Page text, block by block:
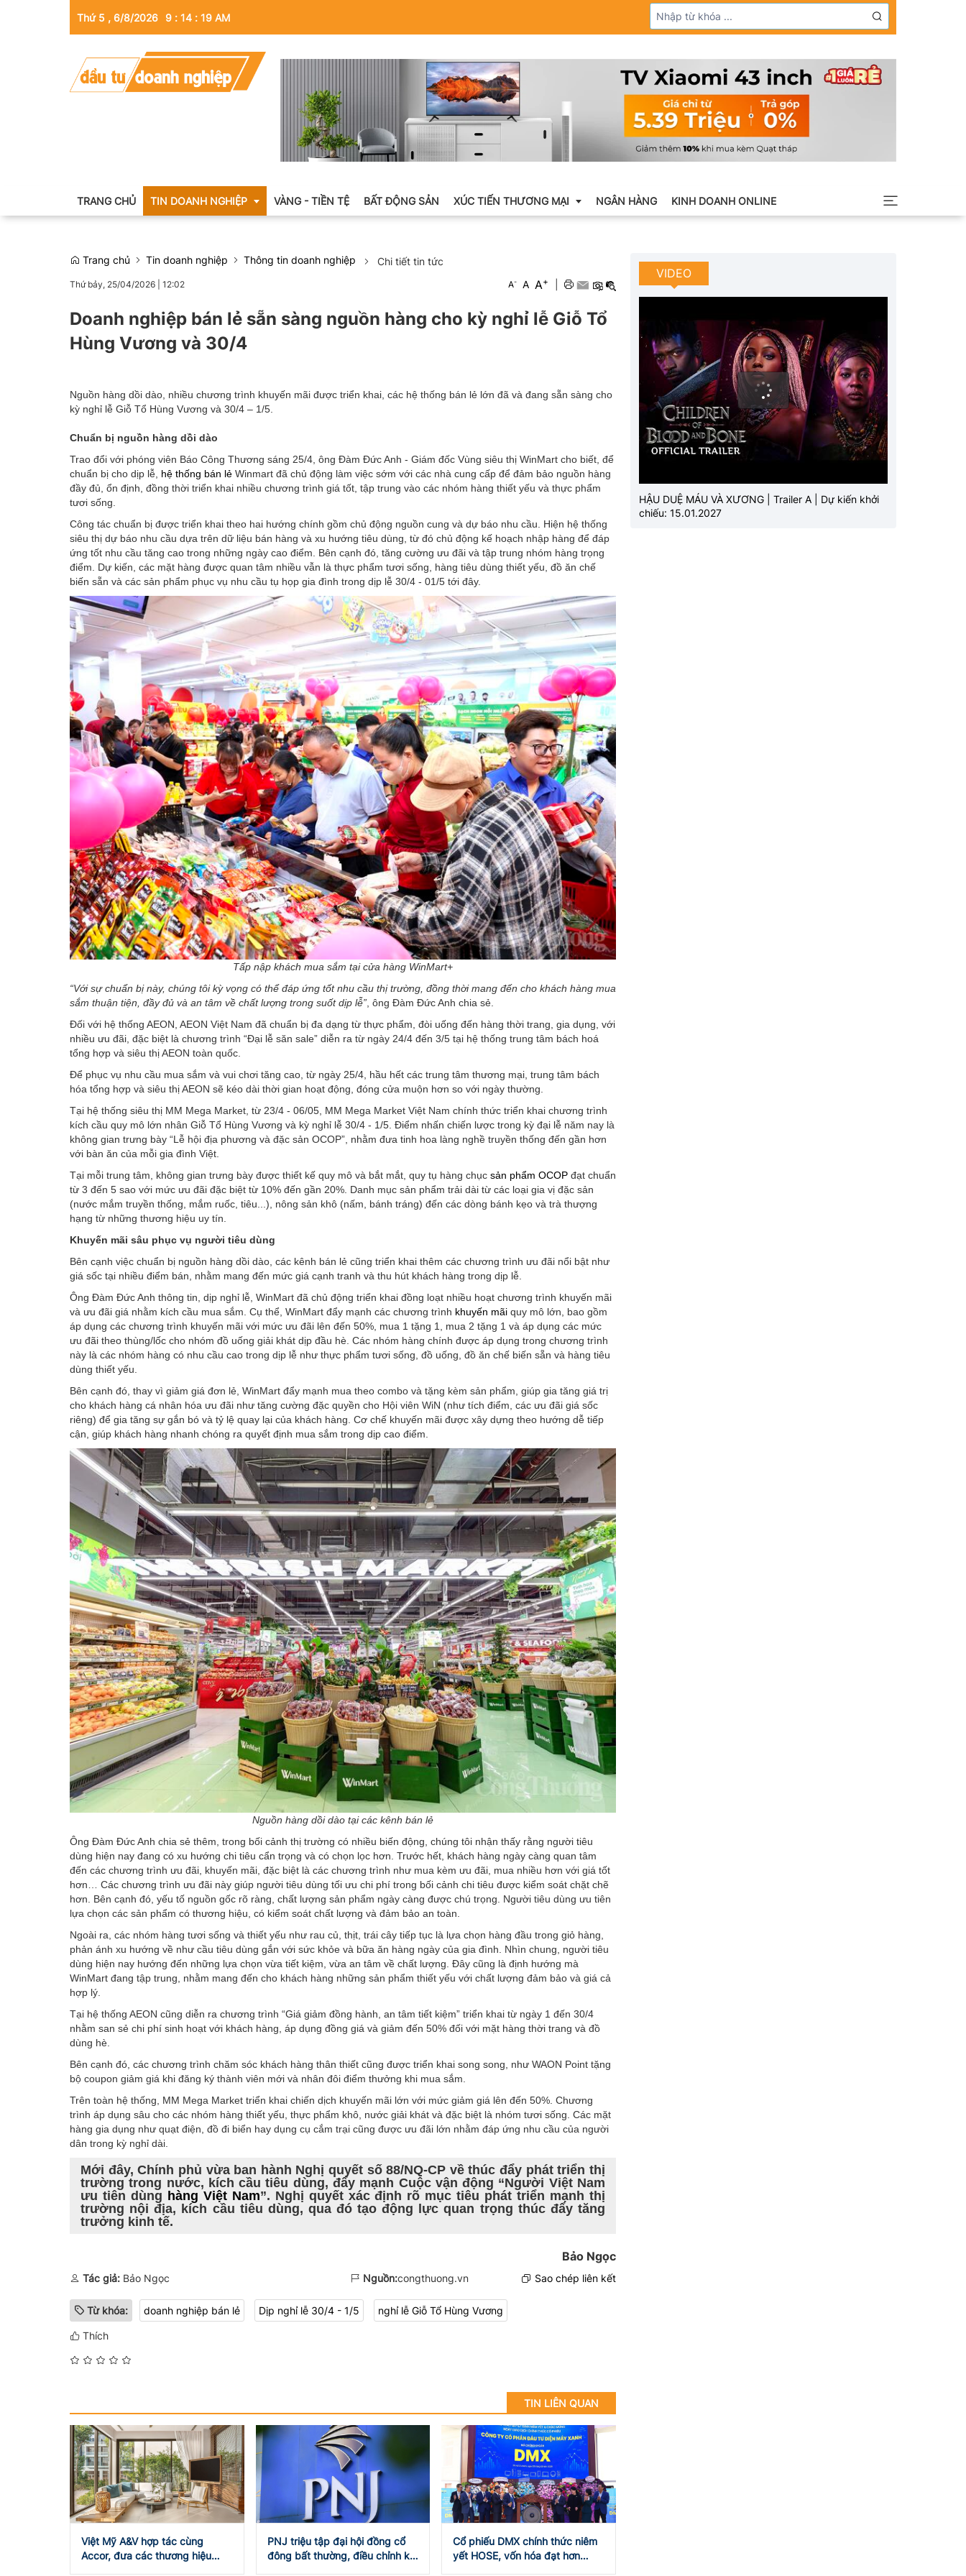
Thứ 5 , 6/8/2026 9 : 14 : 20 AM
TRANG CHỦ TIN DOANH NGHIỆP
Thông tin doanh nghiệp
Kinh tế tài chính
Emagazine
VÀNG - TIỀN TỆ BẤT ĐỘNG SẢN XÚC TIẾN THƯƠNG MẠI
Hội chợ triển lãm
NGÂN HÀNG KINH DOANH ONLINE
Trang chủ Tin doanh nghiệp Thông tin doanh nghiệp Chi tiết tin tức
Thứ bảy, 25/04/2026 12:02 A- A A+
Doanh nghiệp bán lẻ sẵn sàng nguồn hàng cho kỳ nghỉ lễ Giỗ Tổ
Hùng Vương và 30/4
Nguồn hàng dồi dào, nhiều chương trình khuyến mãi được triển khai, các hệ thống bán lẻ lớn đã và đang sẵn sàng cho
kỳ nghỉ lễ Giỗ Tổ Hùng Vương và 30/4 – 1/5.
Chuẩn bị nguồn hàng dồi dào
Trao đổi với phóng viên Báo Công Thương sáng 25/4, ông Đàm Đức Anh - Giám đốc Vùng siêu thị WinMart cho biết, để
chuẩn bị cho dịp lễ, hệ thống bán lẻ Winmart đã chủ động làm việc sớm với các nhà cung cấp để đảm bảo nguồn hàng
đầy đủ, ổn định, đồng thời triển khai nhiều chương trình giá tốt, tập trung vào các nhóm hàng thiết yếu và thực phẩm
tươi sống.
Công tác chuẩn bị được triển khai theo hai hướng chính gồm chủ động nguồn cung và dự báo nhu cầu. Hiện hệ thống
siêu thị dự báo nhu cầu dựa trên dữ liệu bán hàng và xu hướng tiêu dùng, từ đó chủ động kế hoạch nhập hàng để đáp
ứng tốt nhu cầu tăng cao trong những ngày cao điểm. Bên cạnh đó, tăng cường ưu đãi và tập trung nhóm hàng trọng
điểm. Dự kiến, các mặt hàng được quan tâm nhiều vẫn là thực phẩm tươi sống, hàng tiêu dùng thiết yếu, đồ ăn chế
biến sẵn và các sản phẩm phục vụ nhu cầu tụ họp gia đình trong dịp lễ 30/4 - 01/5 tới đây.
Tấp nập khách mua sắm tại cửa hàng WinMart+
“Với sự chuẩn bị này, chúng tôi kỳ vọng có thể đáp ứng tốt nhu cầu thị trường, đồng thời mang đến cho khách hàng mua
sắm thuận tiện, đầy đủ và an tâm về chất lượng trong suốt dịp lễ”, ông Đàm Đức Anh chia sẻ.
Đối với hệ thống AEON, AEON Việt Nam đã chuẩn bị đa dạng từ thực phẩm, đòi uống đến hàng thời trang, gia dụng, với
nhiều ưu đãi, đặc biệt là chương trình “Đại lễ săn sale” diễn ra từ ngày 24/4 đến 3/5 tại hệ thống trung tâm bách hoá
tổng hợp và siêu thị AEON toàn quốc.
Để phục vụ nhu cầu mua sắm và vui chơi tăng cao, từ ngày 25/4, hầu hết các trung tâm thương mại, trung tâm bách
hóa tổng hợp và siêu thị AEON sẽ kéo dài thời gian hoạt động, đóng cửa muộn hơn so với ngày thường.
Tại hệ thống siêu thị MM Mega Market, từ 23/4 - 06/05, MM Mega Market Việt Nam chính thức triển khai chương trình
kích cầu quy mô lớn nhân Giỗ Tổ Hùng Vương và kỳ nghỉ lễ 30/4 - 1/5. Điểm nhấn chiến lược trong kỳ đại lễ năm nay là
không gian trưng bày “Lễ hội địa phương và đặc sản OCOP”, nhằm đưa tinh hoa làng nghề truyền thống đến gần hơn
với bàn ăn của mỗi gia đình Việt.
Tại mỗi trung tâm, không gian trưng bày được thiết kế quy mô và bắt mắt, quy tụ hàng chục sản phẩm OCOP đạt chuẩn
từ 3 đến 5 sao với mức ưu đãi đặc biệt từ 10% đến gần 20%. Danh mục sản phẩm trải dài từ các loại gia vị đặc sản
(nước mắm truyền thống, mắm ruốc, tiêu...), nông sản khô (nấm, bánh tráng) đến các dòng bánh kẹo và trà thượng
hạng từ những thương hiệu uy tín.
Khuyến mãi sâu phục vụ người tiêu dùng
Bên cạnh việc chuẩn bị nguồn hàng dồi dào, các kênh bán lẻ cũng triển khai thêm các chương trình ưu đãi nổi bật như
giá sốc tại nhiều điểm bán, nhằm mang đến mức giá cạnh tranh và thu hút khách hàng trong dịp lễ.
Ông Đàm Đức Anh thông tin, dịp nghỉ lễ, WinMart đã chủ động triển khai đồng loạt nhiều hoạt chương trình khuyến mãi
và ưu đãi giá nhằm kích cầu mua sắm. Cụ thể, WinMart đẩy mạnh các chương trình khuyến mãi quy mô lớn, bao gồm
áp dụng các chương trình khuyến mãi với mức ưu đãi lên đến 50%, mua 1 tặng 1, mua 2 tặng 1 và áp dụng các mức
ưu đãi theo thùng/lốc cho nhóm đồ uống giải khát dịp đầu hè. Các nhóm hàng chính được áp dụng trong chương trình
này là các nhóm hàng có nhu cầu cao trong dịp lễ như thực phẩm tươi sống, đồ uống, đồ ăn chế biến sẵn và hàng tiêu
dùng thiết yếu.
Bên cạnh đó, thay vì giảm giá đơn lẻ, WinMart đẩy mạnh mua theo combo và tặng kèm sản phẩm, giúp gia tăng giá trị
cho khách hàng cá nhân hóa ưu đãi như tăng cường đặc quyền cho Hội viên WiN (như tích điểm, các ưu đãi giá sốc
riêng) để gia tăng sự gắn bó và tỷ lệ quay lại của khách hàng. Cơ chế khuyến mãi được xây dựng theo hướng dễ tiếp
cận, giúp khách hàng nhanh chóng ra quyết định mua sắm trong dịp cao điểm.
Nguồn hàng dồi dào tại các kênh bán lẻ
Ông Đàm Đức Anh chia sẻ thêm, trong bối cảnh thị trường có nhiều biến động, chúng tôi nhận thấy rằng người tiêu
dùng hiện nay đang có xu hướng chi tiêu cẩn trọng và có chọn lọc hơn. Trước hết, khách hàng ngày càng quan tâm
đến các chương trình ưu đãi, khuyến mãi, đặc biệt là các chương trình như mua kèm ưu đãi, mua nhiều hơn với giá tốt
hơn… Các chương trình ưu đãi này giúp người tiêu dùng tối ưu chi phí trong bối cảnh chi tiêu được kiểm soát chặt chẽ
hơn. Bên cạnh đó, yếu tố nguồn gốc rõ ràng, chất lượng sản phẩm ngày càng được chú trọng. Người tiêu dùng ưu tiên
lựa chọn các sản phẩm có thương hiệu, có kiểm soát chất lượng và đảm bảo an toàn.
Ngoài ra, các nhóm hàng tươi sống và thiết yếu như rau củ, thịt, trái cây tiếp tục là lựa chọn hàng đầu trong giỏ hàng,
phản ánh xu hướng về như cầu tiêu dùng gắn với sức khỏe và bữa ăn hàng ngày của gia đình. Nhìn chung, người tiêu
dùng hiện nay hướng đến những lựa chọn vừa tiết kiệm, vừa an tâm về chất lượng. Đây cũng là định hướng mà
WinMart đang tập trung, nhằm mang đến cho khách hàng những sản phẩm thiết yếu với chất lượng đảm bảo và giá cả
hợp lý.
Tại hệ thống AEON cũng diễn ra chương trình “Giá giảm đồng hành, an tâm tiết kiệm” triển khai từ ngày 1 đến 30/4
nhằm san sẻ chi phí sinh hoạt với khách hàng, áp dụng đồng giá và giảm đến 50% đối với mặt hàng thời trang và đồ
dùng hè.
Bên cạnh đó, các chương trình chăm sóc khách hàng thân thiết cũng được triển khai song song, như WAON Point tặng
bộ coupon giảm giá khi đăng ký thành viên mới và nhân đôi điểm thưởng khi mua sắm.
Trên toàn hệ thống, MM Mega Market triển khai chiến dịch khuyến mãi lớn với mức giảm giá lên đến 50%. Chương
trình áp dụng sâu cho các nhóm hàng thiết yếu, thực phẩm khô, nước giải khát và đặc biệt là nhóm tươi sống. Các mặt
hàng gia dụng như quạt điện, đồ đi biển hay dụng cụ cắm trại cũng được ưu đãi lớn nhằm đáp ứng nhu cầu của người
dân trong kỳ nghỉ dài.
Mới đây, Chính phủ vừa ban hành Nghị quyết số 88/NQ-CP về thúc đẩy phát triển thị
trường trong nước, kích cầu tiêu dùng, đẩy mạnh Cuộc vận động “Người Việt Nam
ưu tiên dùng hàng Việt Nam”. Nghị quyết xác định rõ mục tiêu phát triển mạnh thị
trường nội địa, kích cầu tiêu dùng, qua đó tạo động lực quan trọng thúc đẩy tăng
trưởng kinh tế.
Bảo Ngọc
Tác giả: Bảo Ngọc Nguồn:congthuong.vn Sao chép liên kết
Từ khóa: doanh nghiệp bán lẻ Dịp nghỉ lễ 30/4 - 1/5 nghỉ lễ Giỗ Tổ Hùng Vương
Thích
TIN LIÊN QUAN
Việt Mỹ A&V hợp tác cùng
Accor, đưa các thương hiệu
PNJ triệu tập đại hội đồng cổ
đông bất thường, điều chỉnh kế
Cổ phiếu DMX chính thức niêm
yết HOSE, vốn hóa đạt hơn
VIDEO
HẬU DUỆ MÁU VÀ XƯƠNG | Trailer A | Dự kiến khởi
chiếu: 15.01.2027